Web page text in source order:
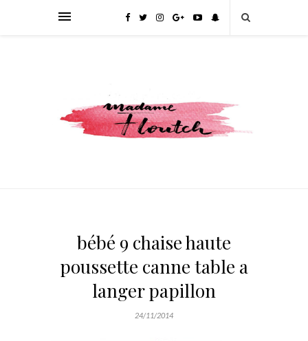
bébé 9 chaise haute
poussette canne table a
langer papillon
24/11/2014